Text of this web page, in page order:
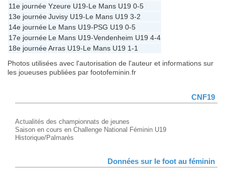
11e journée Yzeure U19-Le Mans U19 0-5
13e journéeJuvisy U19-Le Mans U19 3-2
14e journée Le Mans U19-PSG U19 0-5
17e journée Le Mans U19-Vendenheim U19 4-4
18e journéeArras U19-Le Mans U19 1-1
Photos utilisées avec l'autorisation de l'auteur et informations sur
les joueuses publiées par footofeminin.fr
CNF19
Actualités des championnats de jeunes
Saison en cours en Challenge National Féminin U19
Historique/Palmarès
Données sur le foot au féminin